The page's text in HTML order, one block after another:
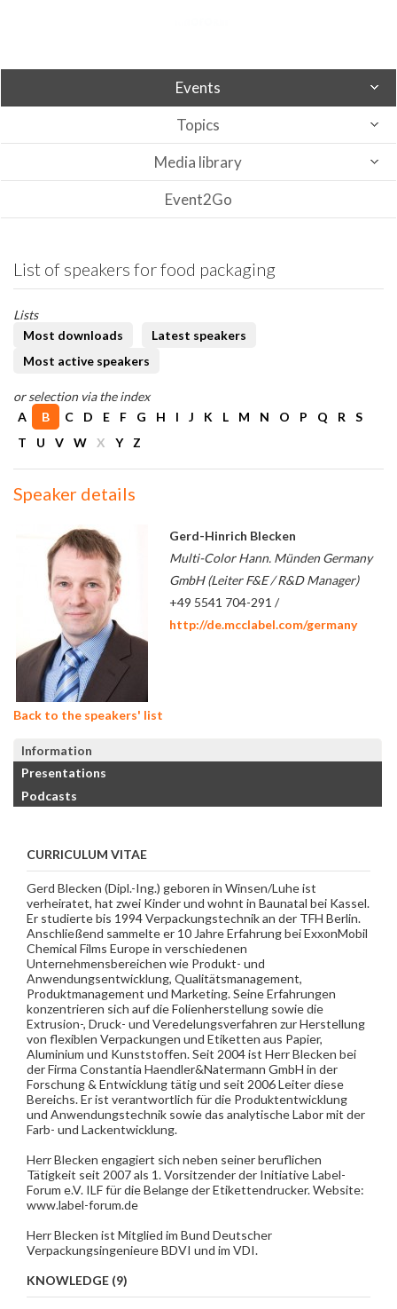
Events
Topics
Media library
Event2Go
List of speakers for food packaging
Lists
Most downloads
Latest speakers
Most active speakers
or selection via the index
A
B C D E F G H I J K L M N O P Q R
S
T
U V W X Y Z
Speaker details
Gerd-Hinrich Blecken
Multi-Color Hann. Münden Germany
GmbH (Leiter F&E / R&D Manager)
+49 5541 704-291 /
http://de.mcclabel.com/germany
Back to the speakers' list
Information
Presentations
Podcasts
CURRICULUM VITAE
Gerd Blecken (Dipl.-Ing.) geboren in Winsen/Luhe ist
verheiratet, hat zwei Kinder und wohnt in Baunatal bei Kassel.
Er studierte bis 1994 Verpackungstechnik an der TFH Berlin.
Anschließend sammelte er 10 Jahre Erfahrung bei ExxonMobil
Chemical Films Europe in verschiedenen
Unternehmensbereichen wie Produkt- und
Anwendungsentwicklung, Qualitätsmanagement,
Produktmanagement und Marketing. Seine Erfahrungen
konzentrieren sich auf die Folienherstellung sowie die
Extrusion-, Druck- und Veredelungsverfahren zur Herstellung
von flexiblen Verpackungen und Etiketten aus Papier,
Aluminium und Kunststoffen. Seit 2004 ist Herr Blecken bei
der Firma Constantia Haendler&Natermann GmbH in der
Forschung & Entwicklung tätig und seit 2006 Leiter diese
Bereichs. Er ist verantwortlich für die Produktentwicklung
und Anwendungstechnik sowie das analytische Labor mit der
Farb- und Lackentwicklung.
Herr Blecken engagiert sich neben seiner beruflichen
Tätigkeit seit 2007 als 1. Vorsitzender der Initiative Label-
Forum e.V. ILF für die Belange der Etikettendrucker. Website:
www.label-forum.de
Herr Blecken ist Mitglied im Bund Deutscher
Verpackungsingenieure BDVI und im VDI.
KNOWLEDGE (9)